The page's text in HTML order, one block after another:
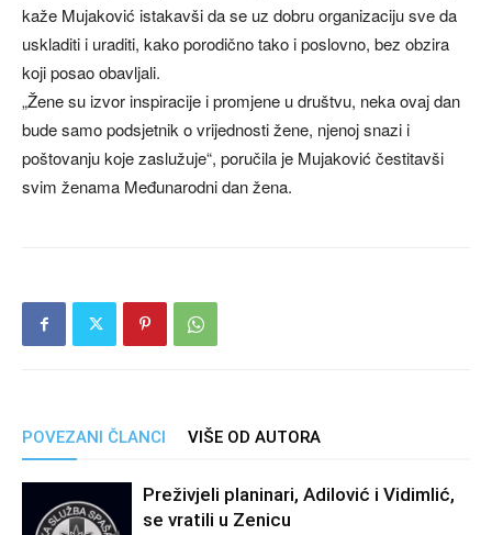
kaže Mujaković istakavši da se uz dobru organizaciju sve da
uskladiti i uraditi, kako porodično tako i poslovno, bez obzira
koji posao obavljali.
„Žene su izvor inspiracije i promjene u društvu, neka ovaj dan
bude samo podsjetnik o vrijednosti žene, njenoj snazi i
poštovanju koje zaslužuje“, poručila je Mujaković čestitavši
svim ženama Međunarodni dan žena.
POVEZANI ČLANCI VIŠE OD AUTORA
Preživjeli planinari, Adilović i Vidimlić,
se vratili u Zenicu